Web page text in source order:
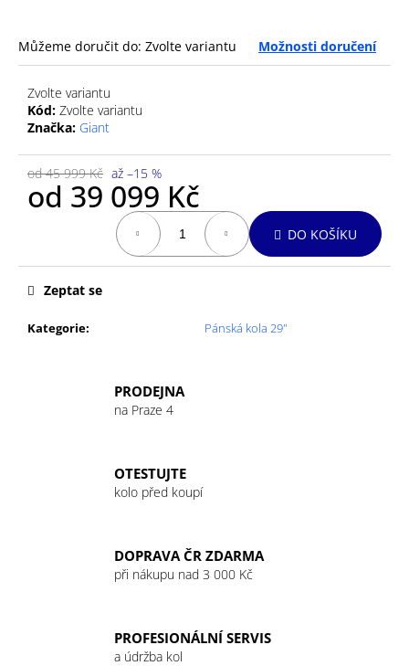
Můžeme doručit do: Zvolte variantu Možnosti doručení
Zvolte variantu
Kód: Zvolte variantu
Značka: Giant
od 45 999 Kč až –15 %
od 39 099 Kč
DO KOŠÍKU
Kategorie: Pánská kola 29"
Zeptat se
PRODEJNA
na Praze 4
OTESTUJTE
kolo před koupí
DOPRAVA ČR ZDARMA
při nákupu nad 3 000 Kč
PROFESIONÁLNÍ SERVIS
a údržba kol
o
r
u
u
e
m
GEL
TRI
BERRY